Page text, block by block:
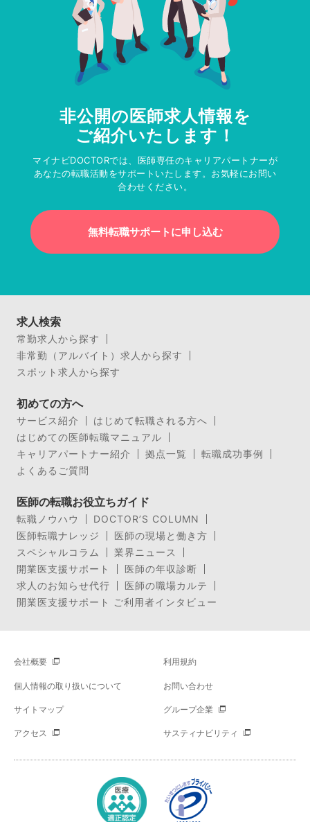
非公開の医師求人情報を
ご紹介いたします！
マイナビDOCTORでは、医師専任のキャリアパートナーが
あなたの転職活動をサポートいたします。お気軽にお問い
合わせください。
無料転職サポートに申し込む
求人検索
常勤求人から探す
非常勤（アルバイト）求人から探す
スポット求人から探す
初めての方へ
サービス紹介
はじめて転職される方へ
はじめての医師転職マニュアル
キャリアパートナー紹介
拠点一覧
転職成功事例
よくあるご質問
医師の転職お役立ちガイド
転職ノウハウ
DOCTOR’S COLUMN
医師転職ナレッジ
医師の現場と働き方
スペシャルコラム
業界ニュース
開業医支援サポート
医師の年収診断
求人のお知らせ代行
医師の職場カルテ
開業医支援サポート ご利用者インタビュー
会社概要 利用規約
個人情報の取り扱いについて お問い合わせ
サイトマップ グループ企業
アクセス サスティナビリティ